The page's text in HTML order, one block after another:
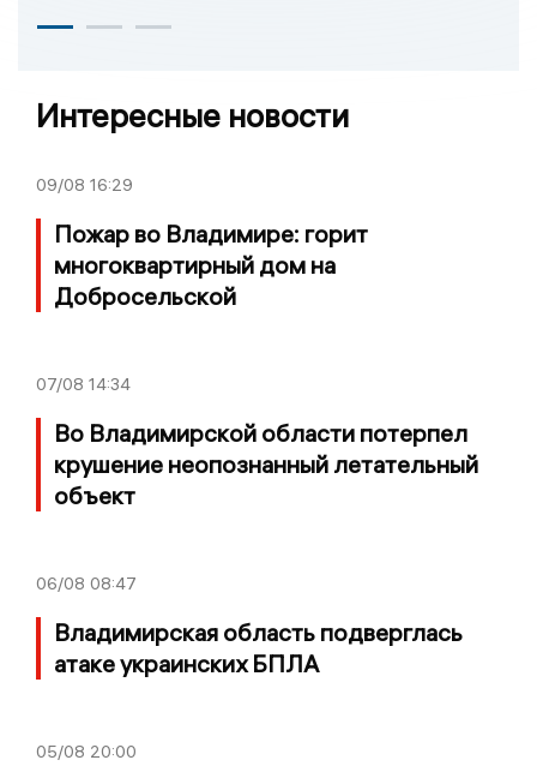
Интересные новости
09/08 16:29
Пожар во Владимире: горит
многоквартирный дом на
Добросельской
07/08 14:34
Во Владимирской области потерпел
крушение неопознанный летательный
объект
06/08 08:47
Владимирская область подверглась
атаке украинских БПЛА
05/08 20:00